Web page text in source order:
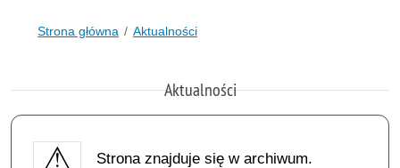
Strona główna Aktualności
Aktualności
Strona znajduje się w archiwum.